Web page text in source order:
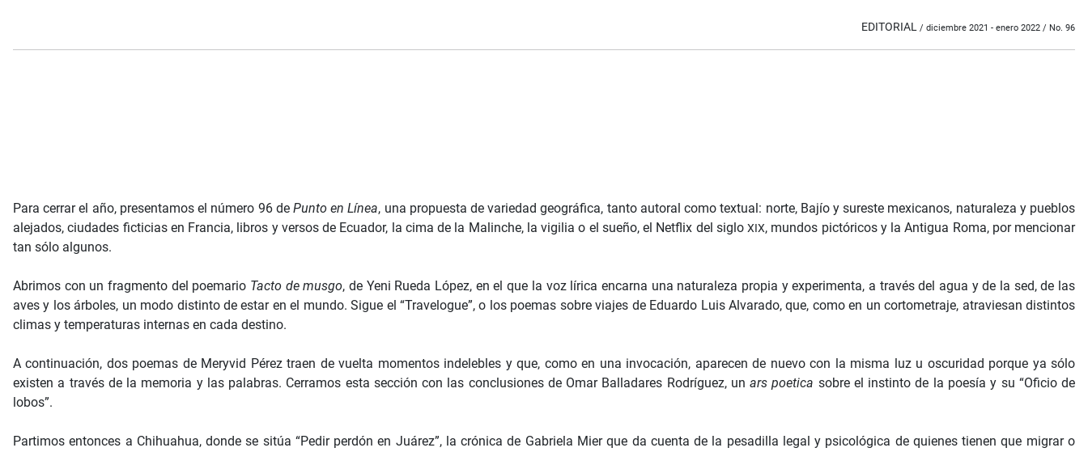
EDITORIAL / diciembre 2021 - enero 2022 / No. 96
Para cerrar el año, presentamos el número 96 de Punto en Línea, una propuesta de variedad geográfica, tanto autoral como textual: norte, Bajío y sureste mexicanos, naturaleza y pueblos
alejados, ciudades ficticias en Francia, libros y versos de Ecuador, la cima de la Malinche, la vigilia o el sueño, el Netflix del siglo XIX, mundos pictóricos y la Antigua Roma, por mencionar
tan sólo algunos.
Abrimos con un fragmento del poemario Tacto de musgo, de Yeni Rueda López, en el que la voz lírica encarna una naturaleza propia y experimenta, a través del agua y de la sed, de las
aves y los árboles, un modo distinto de estar en el mundo. Sigue el “Travelogue”, o los poemas sobre viajes de Eduardo Luis Alvarado, que, como en un cortometraje, atraviesan distintos
climas y temperaturas internas en cada destino.
A continuación, dos poemas de Meryvid Pérez traen de vuelta momentos indelebles y que, como en una invocación, aparecen de nuevo con la misma luz u oscuridad porque ya sólo
existen a través de la memoria y las palabras. Cerramos esta sección con las conclusiones de Omar Balladares Rodríguez, unars poetica sobre el instinto de la poesía y su “Oficio de
lobos”.
Partimos entonces a Chihuahua, donde se sitúa “Pedir perdón en Juárez”, la crónica de Gabriela Mier que da cuenta de la pesadilla legal y psicológica de quienes tienen que migrar o